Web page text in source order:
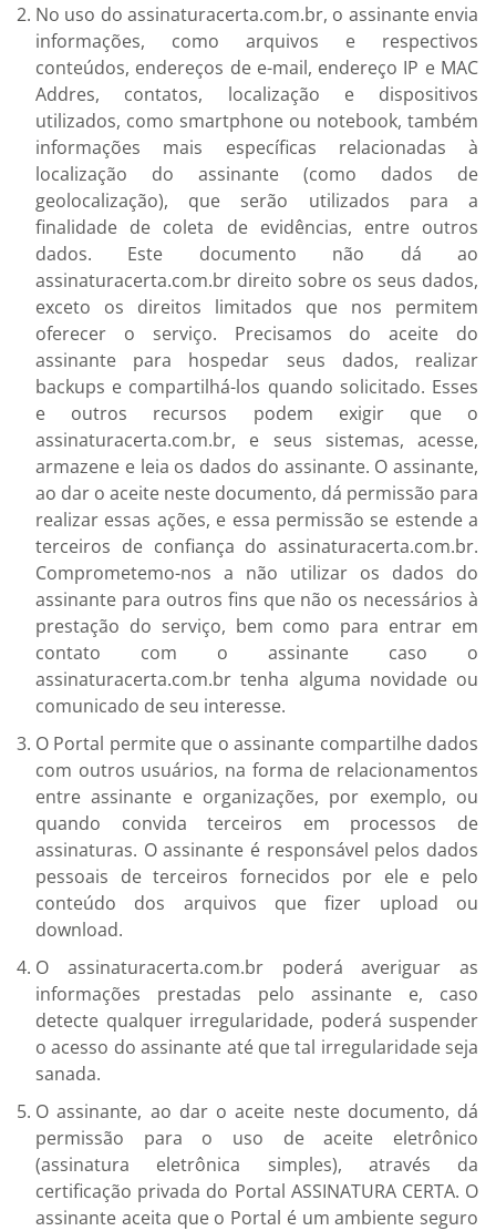
No uso do assinaturacerta.com.br, o assinante envia
informações, como arquivos e respectivos
conteúdos, endereços de e-mail, endereço IP e MAC
Addres, contatos, localização e dispositivos
utilizados, como smartphone ou notebook, também
informações mais específicas relacionadas à
localização do assinante (como dados de
geolocalização), que serão utilizados para a
finalidade de coleta de evidências, entre outros
dados. Este documento não dá ao
assinaturacerta.com.br direito sobre os seus dados,
exceto os direitos limitados que nos permitem
oferecer o serviço. Precisamos do aceite do
assinante para hospedar seus dados, realizar
backups e compartilhá-los quando solicitado. Esses
e outros recursos podem exigir que o
assinaturacerta.com.br, e seus sistemas, acesse,
armazene e leia os dados do assinante. O assinante,
ao dar o aceite neste documento, dá permissão para
realizar essas ações, e essa permissão se estende a
terceiros de confiança do assinaturacerta.com.br.
Comprometemo-nos a não utilizar os dados do
assinante para outros fins que não os necessários à
prestação do serviço, bem como para entrar em
contato com o assinante caso o
assinaturacerta.com.br tenha alguma novidade ou
comunicado de seu interesse.
O Portal permite que o assinante compartilhe dados
com outros usuários, na forma de relacionamentos
entre assinante e organizações, por exemplo, ou
quando convida terceiros em processos de
assinaturas. O assinante é responsável pelos dados
pessoais de terceiros fornecidos por ele e pelo
conteúdo dos arquivos que fizer upload ou
download.
O assinaturacerta.com.br poderá averiguar as
informações prestadas pelo assinante e, caso
detecte qualquer irregularidade, poderá suspender
o acesso do assinante até que tal irregularidade seja
sanada.
O assinante, ao dar o aceite neste documento, dá
permissão para o uso de aceite eletrônico
(assinatura eletrônica simples), através da
certificação privada do Portal ASSINATURA CERTA. O
assinante aceita que o Portal é um ambiente seguro